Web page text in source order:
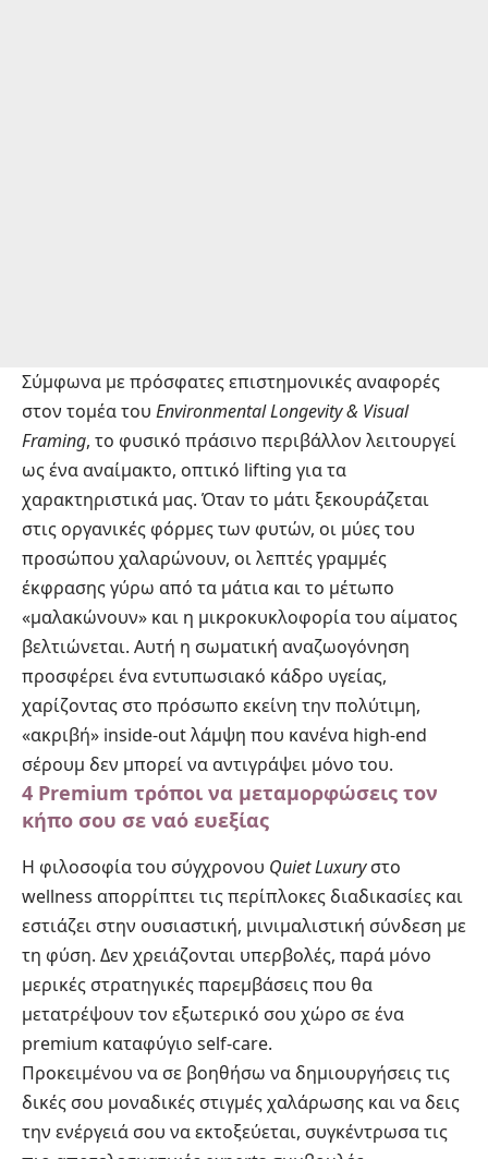
Σύμφωνα με πρόσφατες επιστημονικές αναφορές
στον τομέα του Environmental Longevity & Visual
Framing, το φυσικό πράσινο περιβάλλον λειτουργεί
ως ένα αναίμακτο, οπτικό lifting για τα
χαρακτηριστικά μας. Όταν το μάτι ξεκουράζεται
στις οργανικές φόρμες των φυτών, οι μύες του
προσώπου χαλαρώνουν, οι λεπτές γραμμές
έκφρασης γύρω από τα μάτια και το μέτωπο
«μαλακώνουν» και η μικροκυκλοφορία του αίματος
βελτιώνεται. Αυτή η σωματική αναζωογόνηση
προσφέρει ένα εντυπωσιακό κάδρο υγείας,
χαρίζοντας στο πρόσωπο εκείνη την πολύτιμη,
«ακριβή» inside-out λάμψη που κανένα high-end
σέρουμ δεν μπορεί να αντιγράψει μόνο του.
4 Premium τρόποι να μεταμορφώσεις τον
κήπο σου σε ναό ευεξίας
Η φιλοσοφία του σύγχρονου Quiet Luxuryστο
wellness απορρίπτει τις περίπλοκες διαδικασίες και
εστιάζει στην ουσιαστική, μινιμαλιστική σύνδεση με
τη φύση. Δεν χρειάζονται υπερβολές, παρά μόνο
μερικές στρατηγικές παρεμβάσεις που θα
μετατρέψουν τον εξωτερικό σου χώρο σε ένα
premium καταφύγιο self-care.
Προκειμένου να σε βοηθήσω να δημιουργήσεις τις
δικές σου μοναδικές στιγμές χαλάρωσης και να δεις
την ενέργειά σου να εκτοξεύεται, συγκέντρωσα τις